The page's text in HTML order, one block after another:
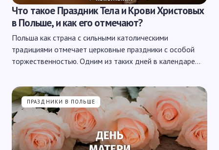
Что такое Праздник Тела и Крови Христовых
в Польше, и как его отмечают?
Польша как страна с сильными католическими
традициями отмечает церковные праздники с особой
торжественностью. Одним из таких дней в календаре…
ПРАЗДНИКИ В ПОЛЬШЕ